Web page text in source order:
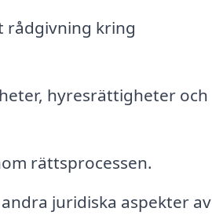
rådgivning kring
hyresrättigheter och
rättsprocessen.
juridiska aspekter av